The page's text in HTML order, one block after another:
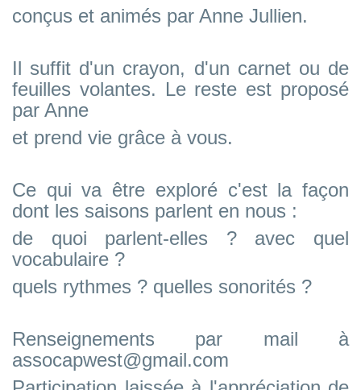
conçus et animés par Anne Jullien.
Il suffit d'un crayon, d'un carnet ou de
feuilles volantes. Le reste est proposé
par Anne
et prend vie grâce à vous.
Ce qui va être exploré c'est la façon
dont les saisons parlent en nous :
de quoi parlent-elles ? avec quel
vocabulaire ?
quels rythmes ? quelles sonorités ?
Renseignements par mail à
assocapwest@gmail.com